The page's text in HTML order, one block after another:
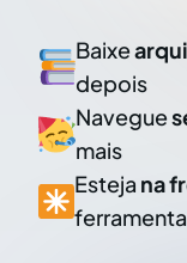
Baixe
depois
Navegue
mais
Esteja na